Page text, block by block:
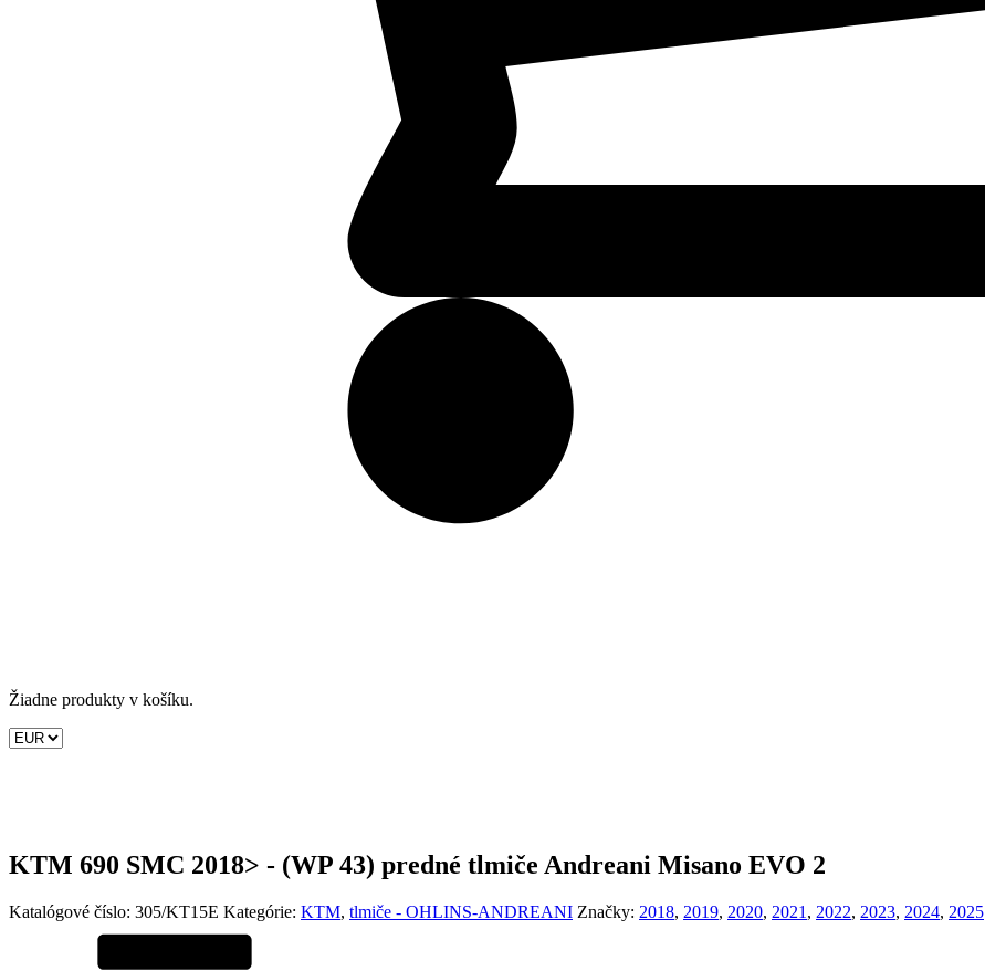
Žiadne produkty v košíku.
KTM 690 SMC 2018> - (WP 43) predné tlmiče Andreani Misano EVO 2
Katalógové číslo: 305/KT15E Kategórie: KTM, tlmiče - OHLINS-ANDREANI Značky: 2018, 2019, 2020, 2021 , 2022, 2023, 2024, 2025